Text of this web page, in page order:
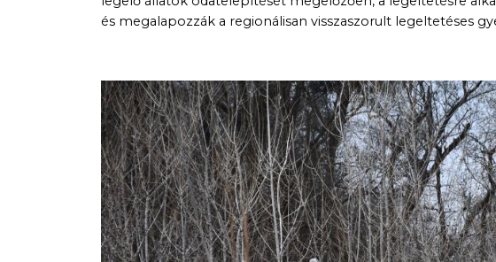
és megalapozzák a regionálisan visszaszorult legeltetéses